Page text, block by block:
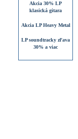
Akcia 30% LP
klasická gitara
Akcia LP Heavy Metal
LP soundtracky zľava
30% a viac